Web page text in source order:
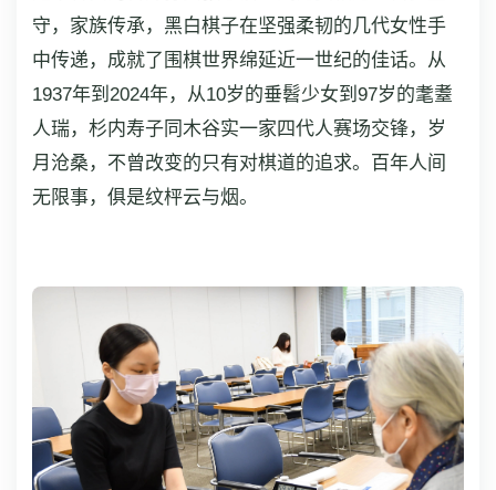
守，家族传承，黑白棋子在坚强柔韧的几代女性手
中传递，成就了围棋世界绵延近一世纪的佳话。从
1937年到2024年，从10岁的垂髫少女到97岁的耄耋
人瑞，杉内寿子同木谷实一家四代人赛场交锋，岁
月沧桑，不曾改变的只有对棋道的追求。百年人间
无限事，俱是纹枰云与烟。